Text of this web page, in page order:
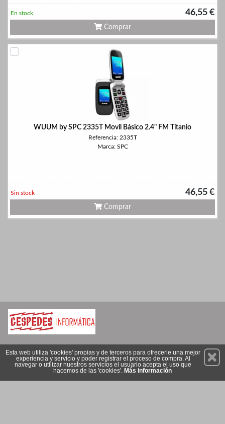
46,55 €
En stock
Comprar
WUUM by SPC 2335T Movil Básico 2.4" FM Titanio
Referencia: 2335T
Marca: SPC
46,55 €
Sin stock
Comprar
Suscríbete
Esta web utiliza 'cookies' propias y de terceros para ofrecerle una mejor
experiencia y servicio y poder registrar el proceso de compra. Al
navegar o utilizar nuestros servicios el usuario acepta el uso que
hacemos de las 'cookies'. Más información